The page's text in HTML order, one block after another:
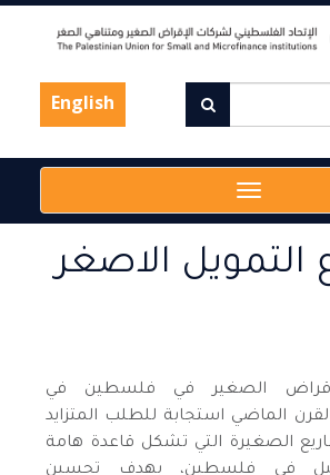
English
Toggle
navigation
الاصغر
الصغير في فلسطين في
الماضي استجابة للطلب المتزايد
الصغيرة التي تشكل قاعدة هامة
في فلسطين، بهدف تحسين